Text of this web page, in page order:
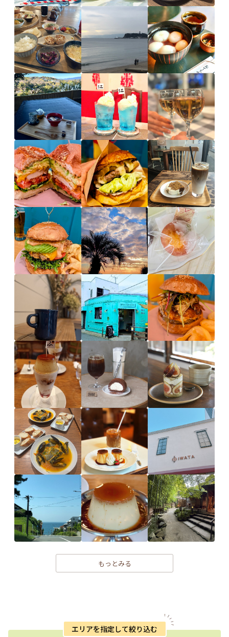
もっとみる
エリアを指定して絞り込む